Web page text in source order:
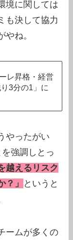
境に関しては
も決して協力
ね。
レ昇格・経営
3分の1」に
やったがい
強調しとっ
越えるリスク
」
というと
ームが多くの